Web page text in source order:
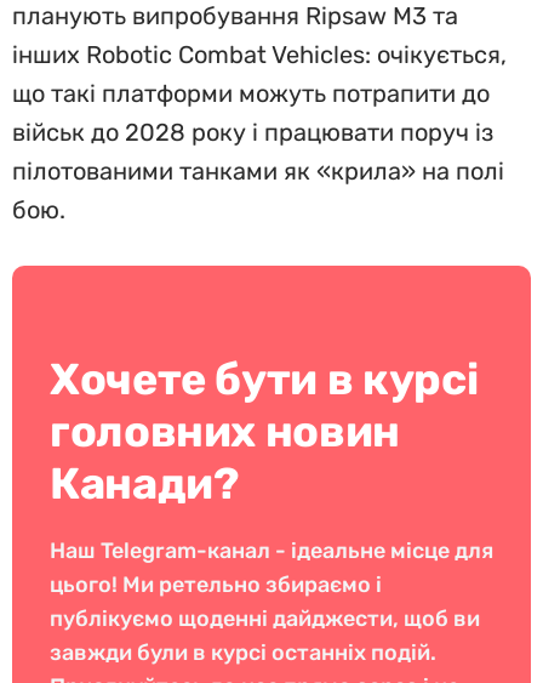
планують випробування Ripsaw M3 та
інших Robotic Combat Vehicles: очікується,
що такі платформи можуть потрапити до
військ до 2028 року і працювати поруч із
пілотованими танками як «крила» на полі
бою.
Хочете бути в курсі
головних новин
Канади?
Наш Telegram-канал - ідеальне місце для
цього! Ми ретельно збираємо і
публікуємо щоденні дайджести, щоб ви
завжди були в курсі останніх подій.